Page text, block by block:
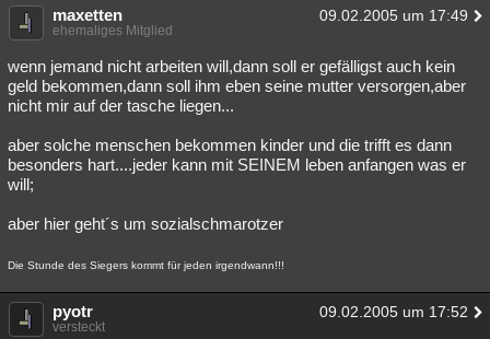
Menschen Wissenschaft Mystery Kriminalfälle
Spiritualität Verschwörungen Technologie Ufologie
Natur Umfragen Unterhaltung
weitere Rubriken
Philosophie Träume Orte Esoterik Literatur
Astronomie Helpdesk Gruppen
Musik Clash Verbesserungen
Übersichten
Besucht
maxetten 09.02.2005 um 17:49
ehemaliges Mitglied
wenn jemand nicht arbeiten will,dann soll er gefälligst auch kein
geld bekommen,dann soll ihm eben seine mutter versorgen,aber
nicht mir auf der tasche liegen...
aber solche menschen bekommen kinder und die trifft es dann
besonders hart....jeder kann mit SEINEM leben anfangen was er
will;
aber hier geht´s um sozialschmarotzer
Die Stunde des Siegers kommt für jeden irgendwann!!!
pyotr 09.02.2005 um 17:52
versteckt